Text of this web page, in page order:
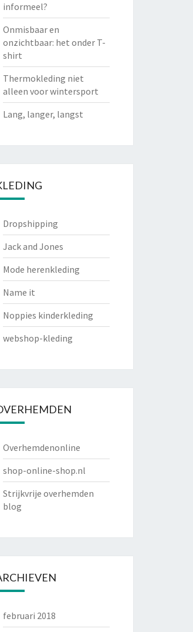
informeel?
Onmisbaar en
onzichtbaar: het onder T-
shirt
Thermokleding niet
alleen voor wintersport
Lang, langer, langst
Dropshipping
Jack and Jones
Mode herenkleding
Name it
Noppies kinderkleding
webshop-kleding
Overhemdenonline
shop-online-shop.nl
Strijkvrije overhemden
blog
februari 2018